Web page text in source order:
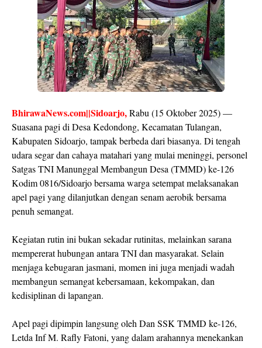
BhirawaNews.com||Sidoarjo,Rabu (15 Oktober 2025) —
Suasana pagi di Desa Kedondong, Kecamatan Tulangan,
Kabupaten Sidoarjo, tampak berbeda dari biasanya. Di tengah
udara segar dan cahaya matahari yang mulai meninggi, personel
Satgas TNI Manunggal Membangun Desa (TMMD) ke-126
Kodim 0816/Sidoarjo bersama warga setempat melaksanakan
apel pagi yang dilanjutkan dengan senam aerobik bersama
penuh semangat.
Kegiatan rutin ini bukan sekadar rutinitas, melainkan sarana
mempererat hubungan antara TNI dan masyarakat. Selain
menjaga kebugaran jasmani, momen ini juga menjadi wadah
membangun semangat kebersamaan, kekompakan, dan
kedisiplinan di lapangan.
Apel pagi dipimpin langsung oleh Dan SSK TMMD ke-126,
Letda Inf M. Rafly Fatoni, yang dalam arahannya menekankan